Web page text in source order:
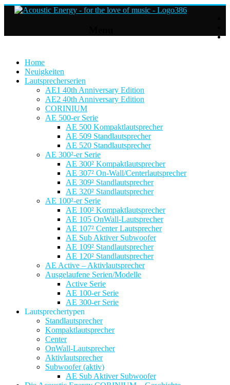
Home
Neuigkeiten
Lautsprecherserien
AE1 40th Anniversary Edition
AE2 40th Anniversary Edition
CORINIUM
AE 500-er Serie
AE 500 Kompaktlautsprecher
AE 509 Standlautsprecher
AE 520 Standlautsprecher
AE 300²-er Serie
AE 300² Kompaktlautsprecher
AE 307² On-Wall/Centerlautsprecher
AE 309² Standlautsprecher
AE 320² Standlautsprecher
AE 100²-er Serie
AE 100² Kompaktlautsprecher
AE 105 OnWall-Lautsprecher
AE 107² Center Lautsprecher
AE Sub Aktiver Subwoofer
AE 109² Standlautsprecher
AE 120² Standlautsprecher
AE Active – Aktivlautsprecher
Ausgelaufene Serien/Modelle
Active Serie
AE 100-er Serie
AE 300-er Serie
Lautsprechertypen
Standlautsprecher
Kompaktlautsprecher
Center
OnWall-Lautsprecher
Aktivlautsprecher
Subwoofer (aktiv)
AE Sub Aktiver Subwoofer
Lautsprecher